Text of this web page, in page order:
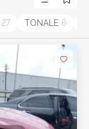
27 TONALE 6